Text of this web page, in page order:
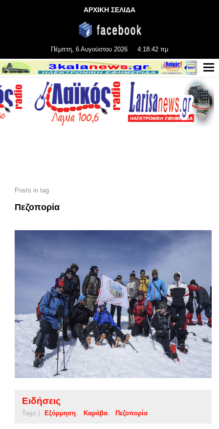
ΑΡΧΙΚΗ ΣΕΛΙΔΑ
Πέμπτη, 6 Αυγούστου 2026 4:18:43 πμ
Posts in tag
Πεζοπορία
Ειδήσεις
Tags | Εξόρμηση Καράβα Πεζοπορία